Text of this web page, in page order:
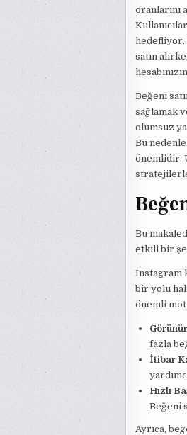
oranlarını
hedefliyor.
satın
Beğeni
sağlamak
olumsuz
Bu
önemlidir.
Bu
etkili bir
Instagram
bir yolu
önemli
fazla
İtibar
Hızlı
Beğeni
Ayrıca,